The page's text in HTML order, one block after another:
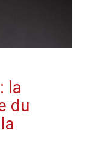
la
du